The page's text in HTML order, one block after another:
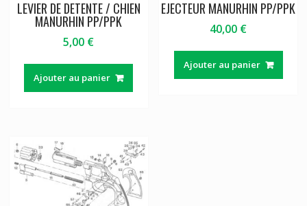
LEVIER DE DETENTE / CHIEN
MANURHIN PP/PPK
5,00 €
Ajouter au panier
EJECTEUR MANURHIN PP/PPK
40,00 €
Ajouter au panier